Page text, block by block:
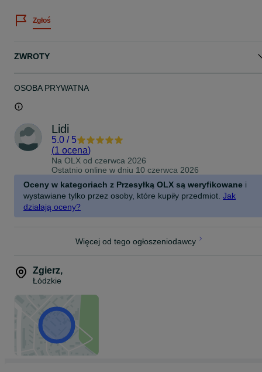
Zgłoś
ZWROTY
OSOBA PRYWATNA
Lidi
5.0 / 5
(1 ocena)
Na OLX od czerwca 2026
Ostatnio online w dniu 10 czerwca 2026
Oceny w kategoriach z Przesyłką OLX są weryfikowane i
wystawiane tylko przez osoby, które kupiły przedmiot. Jak
działają oceny?
Więcej od tego ogłoszeniodawcy
Zgierz,
Łódzkie